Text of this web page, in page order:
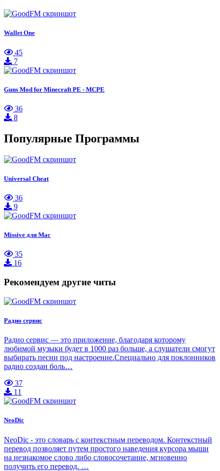
Wallet One
45
7
Guns Mod for Minecraft PE - MCPE
36
8
Популярные Программы
Universal Cheat
36
9
Missive для Mac
35
16
Рекомендуем другие читы
Радио сервис
Радио сервис — это приложение, благодаря которому
любимой музыки будет в 1000 раз больше, а слушатели смогут
выбирать песни под настроение.Специально для поклонников
радио создан боль…
37
11
NeoDic
NeoDic - это словарь с контекстным переводом. Контекстный
перевод позволяет путем простого наведения курсора мыши
на незнакомое слово либо словосочетание, мгновенно
получить его перевод. …